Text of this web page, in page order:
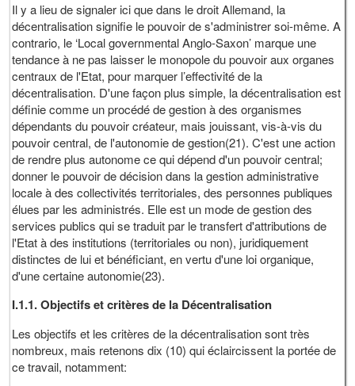
Il y a lieu de signaler ici que dans le droit Allemand, la
décentralisation signifie le pouvoir de s'administrer soi-même. A
contrario, le ‘Local governmental Anglo-Saxon’ marque une
tendance à ne pas laisser le monopole du pouvoir aux organes
centraux de l'Etat, pour marquer l’effectivité de la
décentralisation. D'une façon plus simple, la décentralisation est
définie comme un procédé de gestion à des organismes
dépendants du pouvoir créateur, mais jouissant, vis-à-vis du
pouvoir central, de l'autonomie de gestion(21). C'est une action
de rendre plus autonome ce qui dépend d'un pouvoir central;
donner le pouvoir de décision dans la gestion administrative
locale à des collectivités territoriales, des personnes publiques
élues par les administrés. Elle est un mode de gestion des
services publics qui se traduit par le transfert d'attributions de
l'Etat à des institutions (territoriales ou non), juridiquement
distinctes de lui et bénéficiant, en vertu d'une loi organique,
d'une certaine autonomie(23).
I.1.1. Objectifs et critères de la Décentralisation
Les objectifs et les critères de la décentralisation sont très
nombreux, mais retenons dix (10) qui éclaircissent la portée de
ce travail, notamment: